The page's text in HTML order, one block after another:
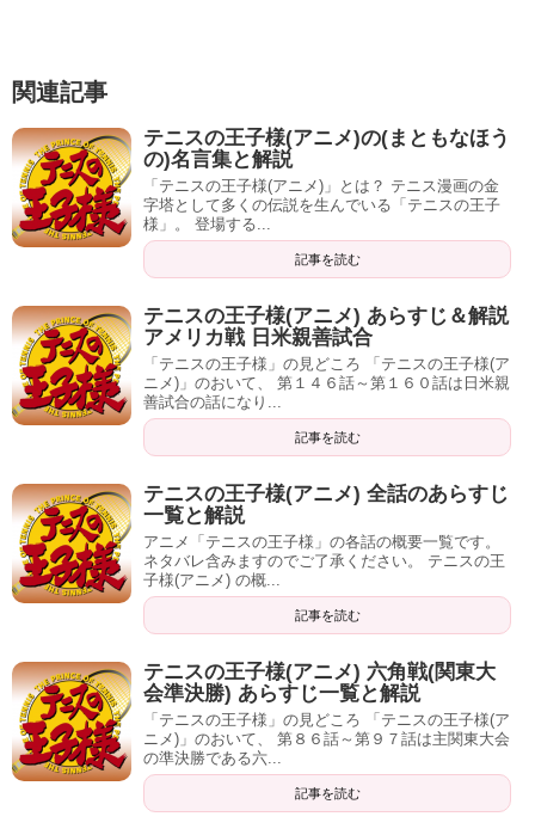
関連記事
テニスの王子様(アニメ)の(まともなほう
の)名言集と解説
「テニスの王子様(アニメ)」とは？ テニス漫画の金
字塔として多くの伝説を生んでいる「テニスの王子
様」。 登場する...
記事を読む
テニスの王子様(アニメ) あらすじ＆解説
アメリカ戦 日米親善試合
「テニスの王子様」の見どころ 「テニスの王子様(ア
ニメ)」のおいて、 第１４６話～第１６０話は日米親
善試合の話になり...
記事を読む
テニスの王子様(アニメ) 全話のあらすじ
一覧と解説
アニメ「テニスの王子様」の各話の概要一覧です。
ネタバレ含みますのでご了承ください。 テニスの王
子様(アニメ) の概...
記事を読む
テニスの王子様(アニメ) 六角戦(関東大
会準決勝) あらすじ一覧と解説
「テニスの王子様」の見どころ 「テニスの王子様(ア
ニメ)」のおいて、 第８６話～第９７話は主関東大会
の準決勝である六...
記事を読む